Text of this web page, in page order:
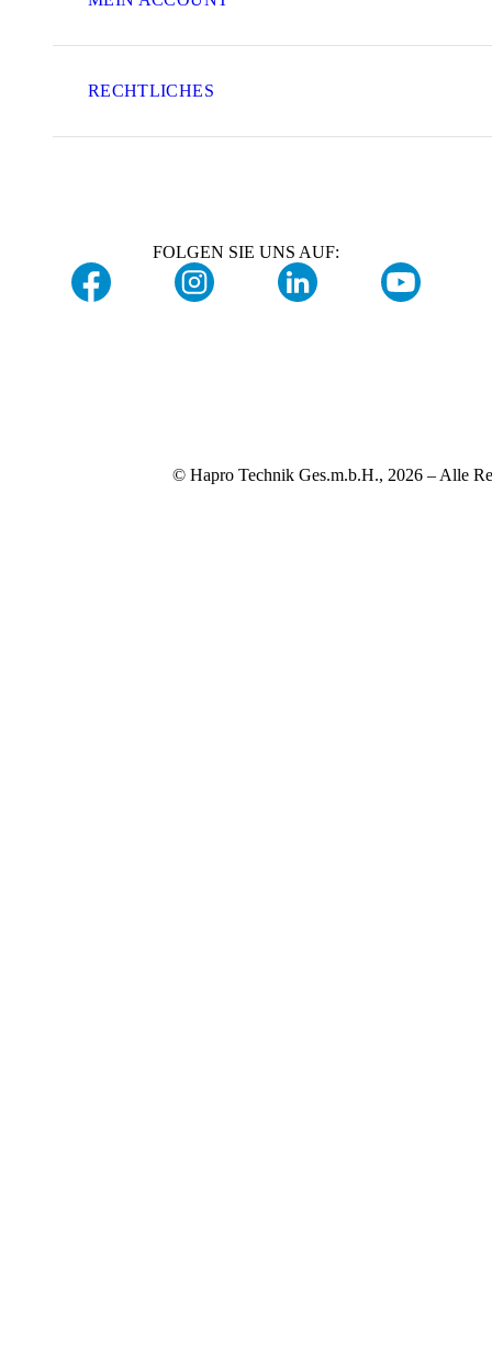
RECHTLICHES
FOLGEN SIE UNS AUF:
© Hapro Technik Ges.m.b.H., 2026 – Alle